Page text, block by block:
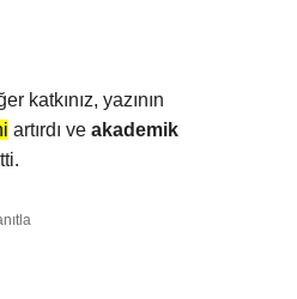
katkınız, yazının
artırdı ve akademik